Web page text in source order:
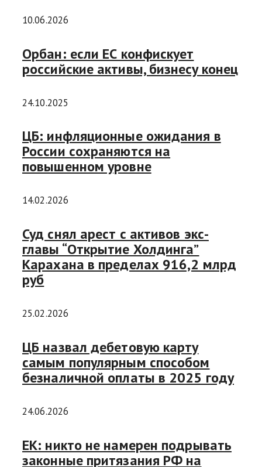
10.06.2026
Орбан: если ЕС конфискует
российские активы, бизнесу конец
24.10.2025
ЦБ: инфляционные ожидания в
России сохраняются на
повышенном уровне
14.02.2026
Суд снял арест с активов экс-
главы “Открытие Холдинга”
Карахана в пределах 916,2 млрд
руб
25.02.2026
ЦБ назвал дебетовую карту
самым популярным способом
безналичной оплаты в 2025 году
24.06.2026
ЕК: никто не намерен подрывать
законные притязания РФ на